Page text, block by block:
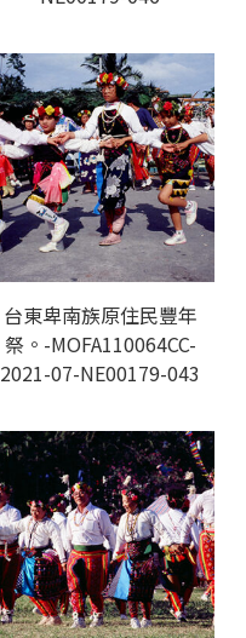
台東卑南族原住民豐年
祭。-MOFA110064CC-
2021-07-NE00179-043